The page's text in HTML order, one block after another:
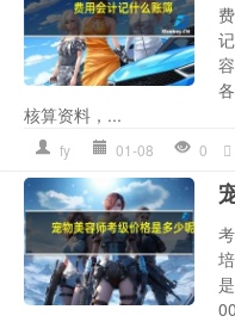
核算资料，...
fy 01-08 0